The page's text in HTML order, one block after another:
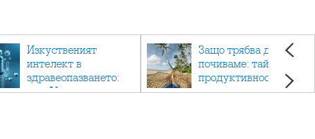
Изкуственият
интелект в
здравеопазването:
как AI променя
Защо трябва да си
почиваме: тайната на
продуктивността,
здравето и добрия